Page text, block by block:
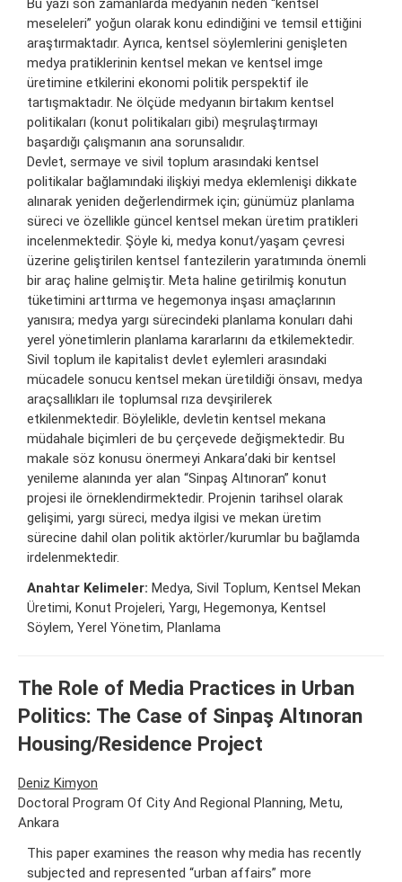
Bu yazı son zamanlarda medyanın neden “kentsel
meseleleri” yoğun olarak konu edindiğini ve temsil ettiğini
araştırmaktadır. Ayrıca, kentsel söylemlerini genişleten
medya pratiklerinin kentsel mekan ve kentsel imge
üretimine etkilerini ekonomi politik perspektif ile
tartışmaktadır. Ne ölçüde medyanın birtakım kentsel
politikaları (konut politikaları gibi) meşrulaştırmayı
başardığı çalışmanın ana sorunsalıdır.
Devlet, sermaye ve sivil toplum arasındaki kentsel
politikalar bağlamındaki ilişkiyi medya eklemlenişi dikkate
alınarak yeniden değerlendirmek için; günümüz planlama
süreci ve özellikle güncel kentsel mekan üretim pratikleri
incelenmektedir. Şöyle ki, medya konut/yaşam çevresi
üzerine geliştirilen kentsel fantezilerin yaratımında önemli
bir araç haline gelmiştir. Meta haline getirilmiş konutun
tüketimini arttırma ve hegemonya inşası amaçlarının
yanısıra; medya yargı sürecindeki planlama konuları dahi
yerel yönetimlerin planlama kararlarını da etkilemektedir.
Sivil toplum ile kapitalist devlet eylemleri arasındaki
mücadele sonucu kentsel mekan üretildiği önsavı, medya
araçsallıkları ile toplumsal rıza devşirilerek
etkilenmektedir. Böylelikle, devletin kentsel mekana
müdahale biçimleri de bu çerçevede değişmektedir. Bu
makale söz konusu önermeyi Ankara’daki bir kentsel
yenileme alanında yer alan “Sinpaş Altınoran” konut
projesi ile örneklendirmektedir. Projenin tarihsel olarak
gelişimi, yargı süreci, medya ilgisi ve mekan üretim
sürecine dahil olan politik aktörler/kurumlar bu bağlamda
irdelenmektedir.
Anahtar Kelimeler: Medya, Sivil Toplum, Kentsel Mekan
Üretimi, Konut Projeleri, Yargı, Hegemonya, Kentsel
Söylem, Yerel Yönetim, Planlama
The Role of Media Practices in Urban
Politics: The Case of Sinpaş Altınoran
Housing/Residence Project
Deniz Kimyon
Doctoral Program Of City And Regional Planning, Metu,
Ankara
This paper examines the reason why media has recently
subjected and represented “urban affairs” more